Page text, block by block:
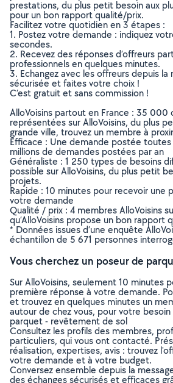
prestations, du plus petit besoin aux
pour un bon rapport qualité/prix.
Facilitez votre quotidien en 3 étapes :
1. Postez votre demande : indiquez
secondes.
2. Recevez des réponses d’offreurs
professionnels en quelques minutes.
3. Echangez avec les offreurs depuis
sécurisée et faites votre choix !
C’est gratuit et sans commission !
AlloVoisins partout en France : 35 000
représentées sur AlloVoisins, du plus
grande ville, trouvez un membre à
Efficace : Une demande postée
millions de demandes postées par an
Généraliste : 1 250 types de besoins
possible sur AlloVoisins, du plus petit
projets.
Rapide : 10 minutes pour recevoir une
votre demande
Qualité / prix : 4 membres AlloVoisins
qu’AlloVoisins propose un bon rapport
* Données issues d’une enquête
échantillon de 5 671 personnes
Vous cherchez un poseur de
Sur AlloVoisins, seulement 10 minutes
première réponse à votre demande.
et trouvez en quelques minutes un
autour de chez vous, pour votre
parquet - revêtement de sol
Consultez les profils des membres,
particuliers, qui vous ont contacté.
réalisation, expertises, avis : trouvez
votre demande et à votre budget.
Conversez ensemble depuis la
des échanges sécurisés et efficaces